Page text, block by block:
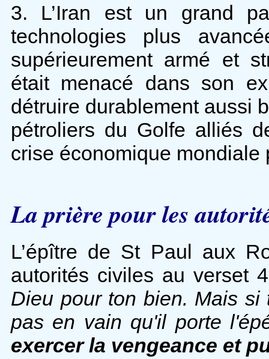
3. L’Iran est un grand
technologies plus
supérieurement armé et
était menacé dans son
détruire durablement aussi
pétroliers du Golfe alliés
crise économique mondiale
La prière pour les
L’épître de St Paul aux
autorités civiles au verset
Dieu pour ton bien. Mais
pas en vain qu'il porte
exercer la vengeance et